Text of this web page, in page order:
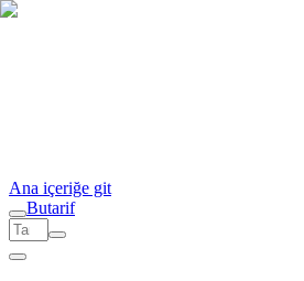
Ana içeriğe git
Butarif